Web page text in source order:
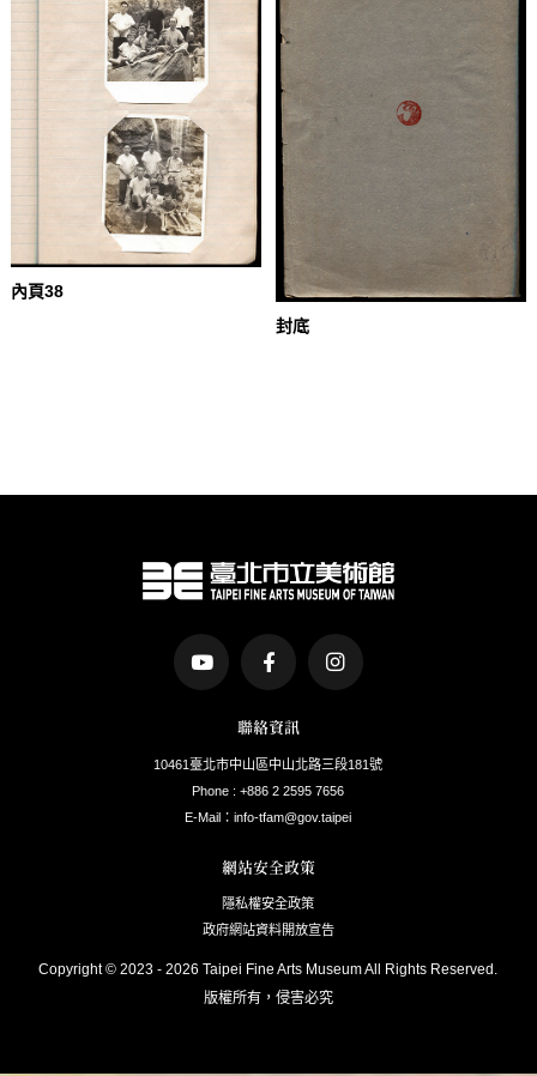
內頁38
封底
前往Youtube頻道(另開新視窗)
前往Facebook粉絲團(另開新視窗)
前往Instagram粉絲團(另
聯絡資訊
10461臺北市中山區中山北路三段181號
Phone : +886 2 2595 7656
E-Mail：info-tfam@gov.taipei
網站安全政策
隱私權安全政策
政府網站資料開放宣告
Copyright © 2023 - 2026 Taipei Fine Arts Museum All Rights Reserved.
版權所有，侵害必究